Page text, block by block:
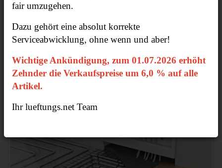
fair umzugehen.
Dazu gehört eine absolut korrekte
Serviceabwicklung, ohne wenn und aber!
Wichtige Ankündigung, zum 01.07.2026 erhöht
Zehnder die Verkaufspreise um 6,0 % auf alle
Artikel.
Ihr lueftungs.net Team
Installation